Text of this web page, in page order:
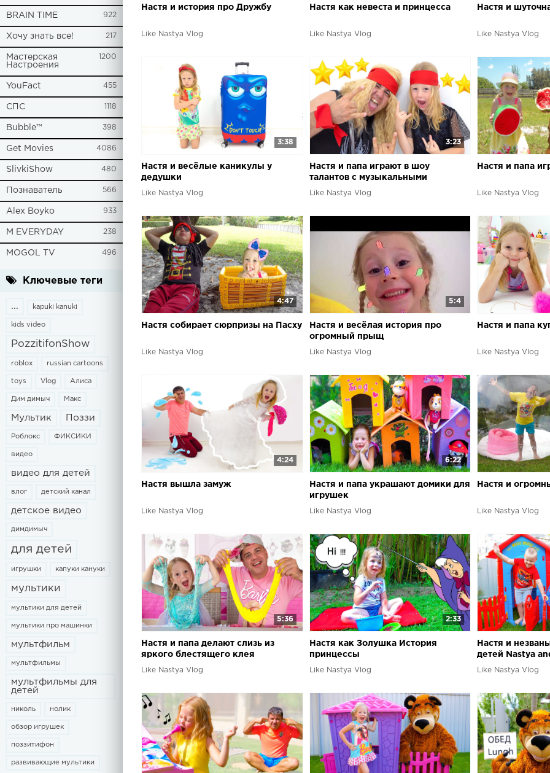
BRAIN TIME 922
Хочу знать все! 217
Мастерская
Настроения
1200
YouFact 455
СПС 1118
Bubble™ 398
Get Movies 4086
SlivkiShow 480
Познаватель 566
Alex Boyko 933
M EVERYDAY 238
MOGOL TV 496
Ключевые теги
... kapuki kanuki
kids video
PozzitifonShow
roblox russian cartoons
toys Vlog Алиса
Дим димыч Макс
Мультик Поззи
Роблокс ФИКСИКИ
видео
видео для детей
влог детский канал
детское видео
димдимыч
для детей
игрушки капуки кануки
мультики
мультики для детей
мультики про машинки
мультфильм
мультфильмы
мультфильмы для
детей
николь нолик
обзор игрушек
поззитифон
развивающие мультики
Настя и история про Дружбу
Like Nastya Vlog
Настя как невеста и принцесса
Like Nastya Vlog
Настя и
Like Nastya Vlog
3:38
Настя и весёлые каникулы у
дедушки
Like Nastya Vlog
3:23
Настя и папа играют в шоу
талантов с музыкальными
инструментами
Like Nastya Vlog
Настя и папа
Like Nastya Vlog
4:47
Настя собирает сюрпризы на Пасху
Like Nastya Vlog
5:4
Настя и весёлая история про
огромный прыщ
Like Nastya Vlog
Настя и папа
Like Nastya Vlog
4:24
Настя вышла замуж
Like Nastya Vlog
6:22
Настя и папа украшают домики для
игрушек
Like Nastya Vlog
Настя и
Like Nastya Vlog
5:36
Настя и папа делают слизь из
яркого блестящего клея
Like Nastya Vlog
2:33
Настя как Золушка История
принцессы
Like Nastya Vlog
Настя и
детей Nastya
play with toys
Like Nastya Vlog